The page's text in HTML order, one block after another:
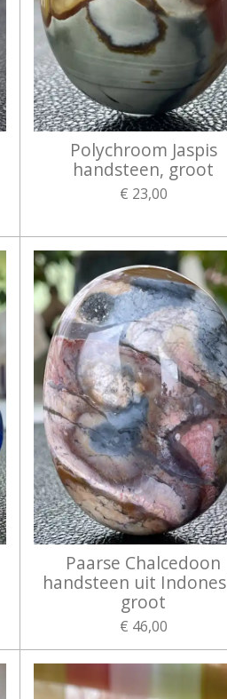
Polychroom Jaspis
handsteen, groot
€ 23,00
Paarse Chalcedoon
handsteen uit
groot
€ 46,00